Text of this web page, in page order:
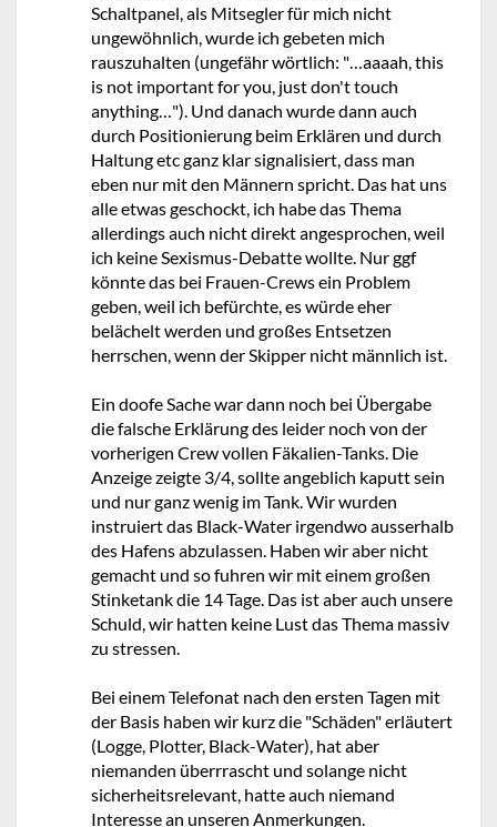
Schaltpanel, als Mitsegler für mich nicht
ungewöhnlich, wurde ich gebeten mich
rauszuhalten (ungefähr wörtlich: "…aaaah, this
is not important for you, just don't touch
anything…"). Und danach wurde dann auch
durch Positionierung beim Erklären und durch
Haltung etc ganz klar signalisiert, dass man
eben nur mit den Männern spricht. Das hat uns
alle etwas geschockt, ich habe das Thema
allerdings auch nicht direkt angesprochen, weil
ich keine Sexismus-Debatte wollte. Nur ggf
könnte das bei Frauen-Crews ein Problem
geben, weil ich befürchte, es würde eher
belächelt werden und großes Entsetzen
herrschen, wenn der Skipper nicht männlich ist.
Ein doofe Sache war dann noch bei Übergabe
die falsche Erklärung des leider noch von der
vorherigen Crew vollen Fäkalien-Tanks. Die
Anzeige zeigte 3/4, sollte angeblich kaputt sein
und nur ganz wenig im Tank. Wir wurden
instruiert das Black-Water irgendwo ausserhalb
des Hafens abzulassen. Haben wir aber nicht
gemacht und so fuhren wir mit einem großen
Stinketank die 14 Tage. Das ist aber auch unsere
Schuld, wir hatten keine Lust das Thema massiv
zu stressen.
Bei einem Telefonat nach den ersten Tagen mit
der Basis haben wir kurz die "Schäden" erläutert
(Logge, Plotter, Black-Water), hat aber
niemanden überrrascht und solange nicht
sicherheitsrelevant, hatte auch niemand
Interesse an unseren Anmerkungen.